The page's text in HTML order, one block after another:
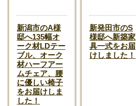
新潟市のA様
邸へ135幅オ
ーク材LDテー
ブル、オーク
材ハーフアー
ムチェア、腰
に優しい椅子
をお届けしま
した！
新発田市のS
様邸へ新築家
具一式をお届
けしました！